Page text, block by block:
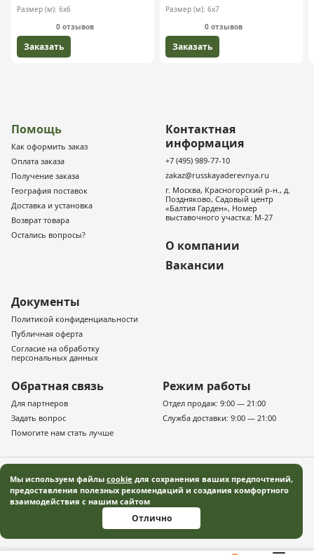
Размер (м): 6х6
0 отзывов
Заказать
Размер (м): 6х7
0 отзывов
Заказать
Помощь
Как оформить заказ
Оплата заказа
Получение заказа
География поставок
Доставка и установка
Возврат товара
Остались вопросы?
Контактная
информация
+7 (495) 989-77-10
zakaz@russkayaderevnya.ru
г. Москва, Красногорский р-н., д.
Поздняково, Садовый центр
«Балтия Гарден», Номер
выставочного участка: М-27
О компании
Вакансии
Документы
Политикой конфиденциальности
Публичная оферта
Согласие на обработку
персональных данных
Обратная связь
Для партнеров
Задать вопрос
Помогите нам стать лучше
Режим работы
Отдел продаж: 9:00 — 21:00
Служба доставки: 9:00 — 21:00
© 2019–2026 «Русская деревня» — Московская область Все права защищены
Информация, представленная на сайте, не является публичной офертой, и
носит информационный характер.
Мы используем файлы cookie для сохранения ваших предпочтений,
предоставления полезных рекомендаций и создания комфортного
взаимодействия с нашим сайтом
Отлично